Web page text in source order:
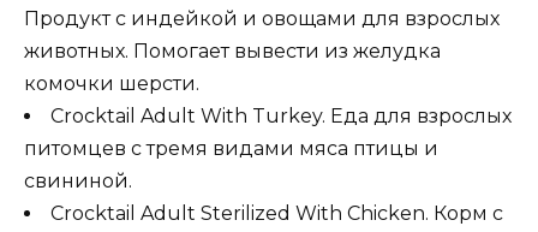
Продукт с индейкой и овощами для взрослых
животных. Помогает вывести из желудка
комочки шерсти.
Crocktail Adult With Turkey. Еда для взрослых
питомцев с тремя видами мяса птицы и
свининой.
Crocktail Adult Sterilized With Chicken. Корм с